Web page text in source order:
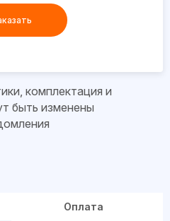
комплектация и
быть изменены
Оплата